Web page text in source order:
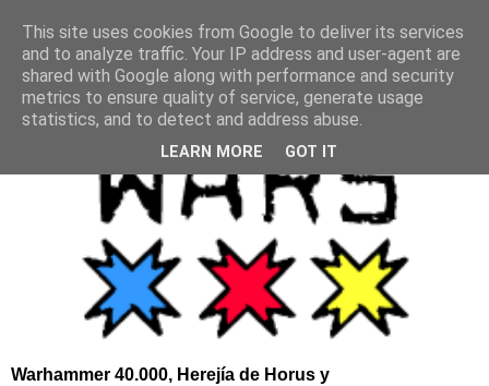
Warhammer 40.000, Herejía de Horus y
This site uses cookies from Google to deliver its services
and to analyze traffic. Your IP address and user-agent are
shared with Google along with performance and security
metrics to ensure quality of service, generate usage
statistics, and to detect and address abuse.
LEARN MORE GOT IT